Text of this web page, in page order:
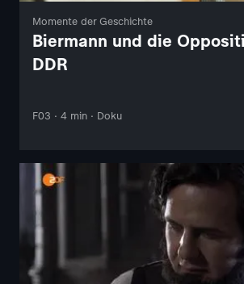
Momente der Geschichte
Biermann und die
DDR
F03 · 4 min · Doku